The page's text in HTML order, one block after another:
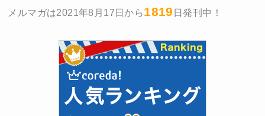
メルマガは2021年8月17日から1819 日発刊中！